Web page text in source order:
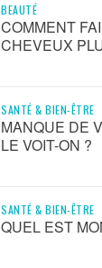
BEAUTÉ
COMMENT
CHEVEUX
SANTÉ & BIEN-ÊTRE
MANQUE DE
LE VOIT-ON ?
SANTÉ & BIEN-ÊTRE
QUEL EST